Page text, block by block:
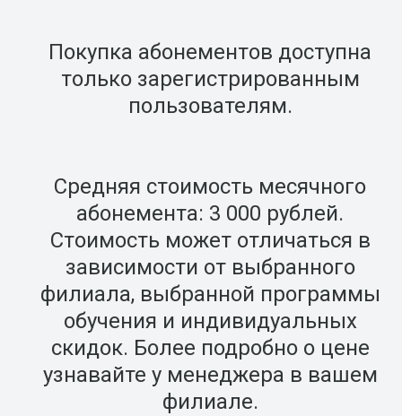
Покупка абонементов доступна
только зарегистрированным
пользователям.
Средняя стоимость месячного
абонемента: 3 000 рублей.
Стоимость может отличаться в
зависимости от выбранного
филиала, выбранной программы
обучения и индивидуальных
скидок. Более подробно о цене
узнавайте у менеджера в вашем
филиале.